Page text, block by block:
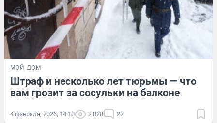
МОЙ ДОМ
Штраф и несколько лет тюрьмы — что
вам грозит за сосульки на балконе
4 февраля, 2026, 14:10 2 828 22